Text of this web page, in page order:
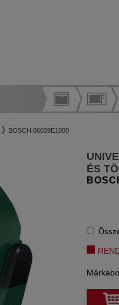
BOSCH 06039E1000
ÉS